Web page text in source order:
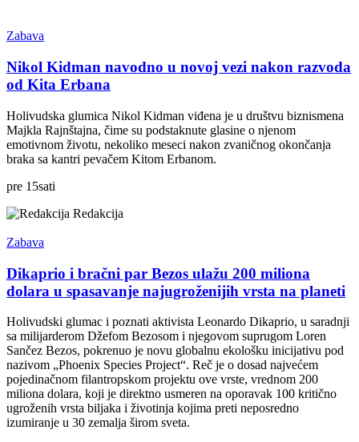
Zabava
Nikol Kidman navodno u novoj vezi nakon razvoda
od Kita Erbana
Holivudska glumica Nikol Kidman viđena je u društvu biznismena
Majkla Rajnštajna, čime su podstaknute glasine o njenom
emotivnom životu, nekoliko meseci nakon zvaničnog okončanja
braka sa kantri pevačem Kitom Erbanom.
pre 15sati
Redakcija
Zabava
Dikaprio i bračni par Bezos ulažu 200 miliona
dolara u spasavanje najugroženijih vrsta na planeti
Holivudski glumac i poznati aktivista Leonardo Dikaprio, u saradnji
sa milijarderom Džefom Bezosom i njegovom suprugom Loren
Sančez Bezos, pokrenuo je novu globalnu ekološku inicijativu pod
nazivom „Phoenix Species Project“. Reč je o dosad najvećem
pojedinačnom filantropskom projektu ove vrste, vrednom 200
miliona dolara, koji je direktno usmeren na oporavak 100 kritično
ugroženih vrsta biljaka i životinja kojima preti neposredno
izumiranje u 30 zemalja širom sveta.